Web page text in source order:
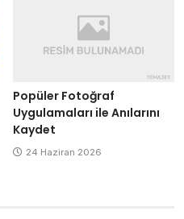
Popüler Fotoğraf
Uygulamaları ile Anılarını
Kaydet
24 Haziran 2026